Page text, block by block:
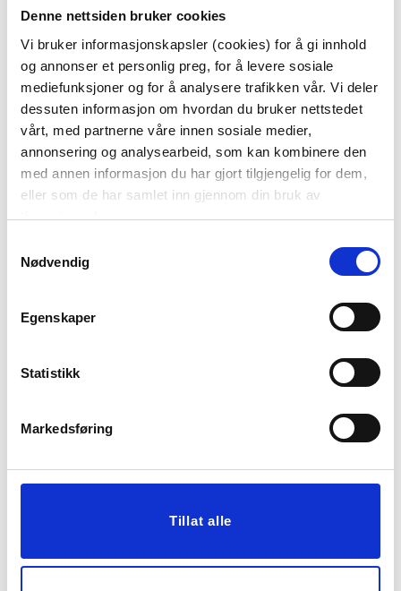
Denne nettsiden bruker cookies
Vi bruker informasjonskapsler (cookies) for å gi innhold
og annonser et personlig preg, for å levere sosiale
mediefunksjoner og for å analysere trafikken vår. Vi deler
dessuten informasjon om hvordan du bruker nettstedet
vårt, med partnerne våre innen sosiale medier,
annonsering og analysearbeid, som kan kombinere den
med annen informasjon du har gjort tilgjengelig for dem,
eller som de har samlet inn gjennom din bruk av
tjenestene deres.
Nødvendig
Egenskaper
Statistikk
Markedsføring
Tillat alle
149,00
KJØP
79,00